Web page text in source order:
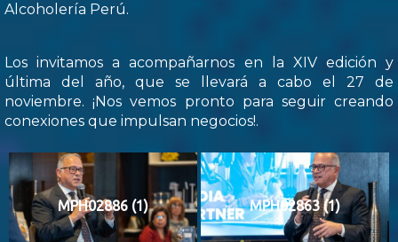
Alcoholería Perú.
Los invitamos a acompañarnos en la XIV edición y
última del año, que se llevará a cabo el 27 de
noviembre. ¡Nos vemos pronto para seguir creando
conexiones que impulsan negocios!.
MPH02886 (1) MPH02863 (1)